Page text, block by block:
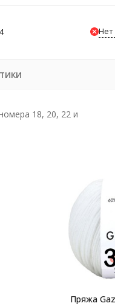
Нет
18, 20, 22 и
Пряжа